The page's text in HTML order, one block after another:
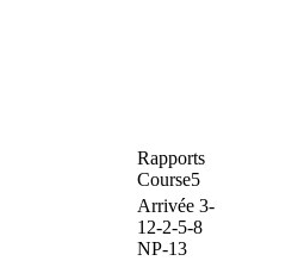
Rapports
Course5
Arrivée 3-
12-2-5-8
NP-13